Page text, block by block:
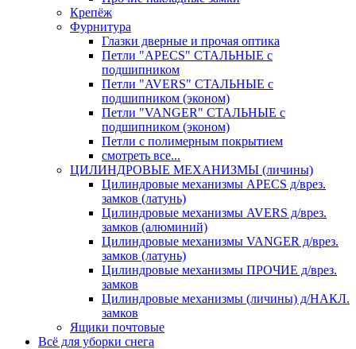
Крепёж
Фурнитура
Глазки дверные и прочая оптика
Петли "APECS" СТАЛЬНЫЕ с
подшипником
Петли "AVERS" СТАЛЬНЫЕ с
подшипником (эконом)
Петли "VANGER" СТАЛЬНЫЕ с
подшипником (эконом)
Петли с полимерным покрытием
смотреть все...
ЦИЛИНДРОВЫЕ МЕХАНИЗМЫ (личины)
Цилиндровые механизмы APECS д/врез.
замков (латунь)
Цилиндровые механизмы AVERS д/врез.
замков (алюминий)
Цилиндровые механизмы VANGER д/врез.
замков (латунь)
Цилиндровые механизмы ПРОЧИЕ д/врез.
замков
Цилиндровые механизмы (личины) д/НАКЛ.
замков
Ящики почтовые
Всё для уборки снега